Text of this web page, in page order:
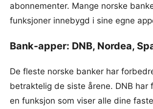
abonnementer. Mange norske
funksjoner innebygd i sine egne
Bank-apper: DNB, Nordea,
De fleste norske banker har
betraktelig de siste årene. DNB har
en funksjon som viser alle dine